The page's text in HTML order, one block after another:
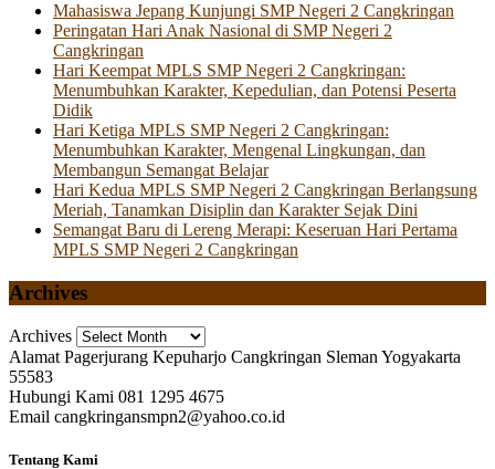
Mahasiswa Jepang Kunjungi SMP Negeri 2 Cangkringan
Peringatan Hari Anak Nasional di SMP Negeri 2
Cangkringan
Hari Keempat MPLS SMP Negeri 2 Cangkringan:
Menumbuhkan Karakter, Kepedulian, dan Potensi Peserta
Didik
Hari Ketiga MPLS SMP Negeri 2 Cangkringan:
Menumbuhkan Karakter, Mengenal Lingkungan, dan
Membangun Semangat Belajar
Hari Kedua MPLS SMP Negeri 2 Cangkringan Berlangsung
Meriah, Tanamkan Disiplin dan Karakter Sejak Dini
Semangat Baru di Lereng Merapi: Keseruan Hari Pertama
MPLS SMP Negeri 2 Cangkringan
Archives
Archives
Alamat Pagerjurang Kepuharjo Cangkringan Sleman Yogyakarta
55583
Hubungi Kami 081 1295 4675
Email cangkringansmpn2@yahoo.co.id
Tentang Kami